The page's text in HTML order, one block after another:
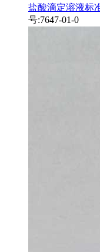
盐酸滴定溶液标
号:7647-01-0